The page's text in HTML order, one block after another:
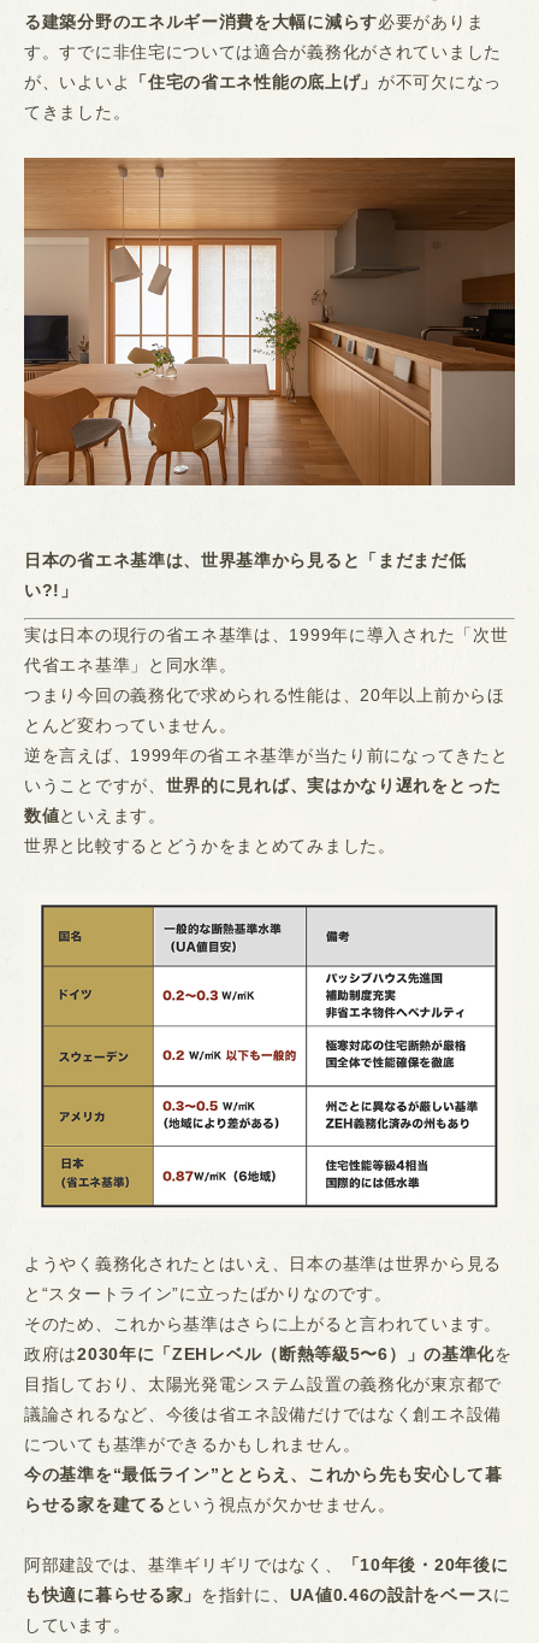
る建築分野のエネルギー消費を大幅に減らす必要がありま
す。すでに非住宅については適合が義務化がされていました
が、いよいよ
「住宅の省エネ性能の底上げ」が不可欠になっ
てきました。
日本の省エネ基準は、世界基準から見ると「まだまだ低
い?!」
実は日本の現行の省エネ基準は、1999年に導入された「次世
代省エネ基準」と同水準。
つまり今回の義務化で求められる性能は、20年以上前からほ
とんど変わっていません。
逆を言えば、1999年の省エネ基準が当たり前になってきたと
いうことですが、 世界的に見れば、実はかなり遅れをとった
数値といえます。
世界と比較するとどうかをまとめてみました。
ようやく義務化されたとはいえ、日本の基準は世界から見る
と“スタートライン”に立ったばかりなのです。
そのため、これから基準はさらに上がると言われています。
政府は2030年に「ZEHレベル（断熱等級5〜6）」の基準化を
目指しており、太陽光発電システム設置の義務化が東京都で
議論されるなど、今後は省エネ設備だけではなく創エネ設備
についても基準ができるかもしれません。
今の基準を“最低ライン”ととらえ、これから先も安心して暮
らせる家を建てる という視点が欠かせません。
阿部建設では、基準ギリギリではなく、
「10年後・20年後に
も快適に暮らせる家」 を指針に、 UA値0.46の設計をベースに
しています。